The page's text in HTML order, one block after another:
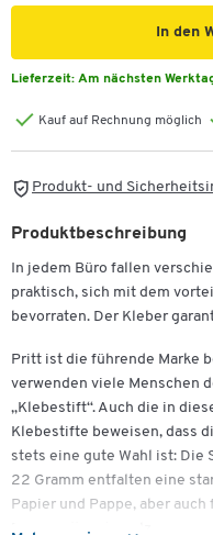
In den
Lieferzeit: Am nächsten
Kauf auf Rechnung möglich
Produkt- und
Produktbeschreibung
In jedem Büro fallen
praktisch, sich mit dem
bevorraten. Der Kleber
Pritt ist die führende Marke
verwenden viele Menschen
„Klebestift“. Auch die in
Klebestifte beweisen, dass
stets eine gute Wahl ist: Die
22 Gramm entfalten eine
Papier und Pappe, aber
Baumwolle oder Filz.